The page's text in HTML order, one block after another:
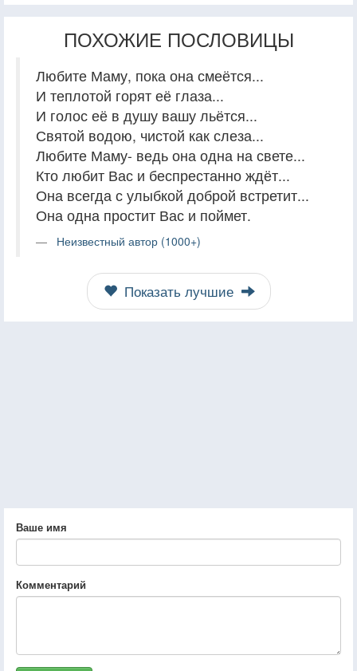
ПОХОЖИЕ ПОСЛОВИЦЫ
Любите Маму, пока она смеётся...
И теплотой горят её глаза...
И голос её в душу вашу льётся...
Святой водою, чистой как слеза...
Любите Маму- ведь она одна на свете...
Кто любит Вас и беспрестанно ждёт...
Она всегда с улыбкой доброй встретит...
Она одна простит Вас и поймет.
Неизвестный автор (1000+)
Показать лучшие
Ваше имя
Комментарий